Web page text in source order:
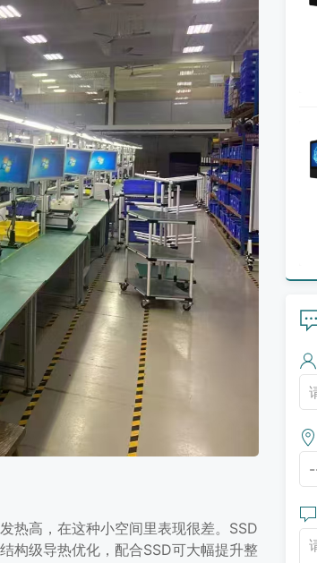
热高，在这种小空间里表现很差。SSD
构级导热优化，配合SSD可大幅提升整